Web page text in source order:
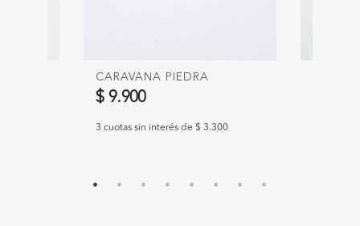
CARAVANA PIEDRA
$ 9.900
3 cuotas sin interés de $ 3.300